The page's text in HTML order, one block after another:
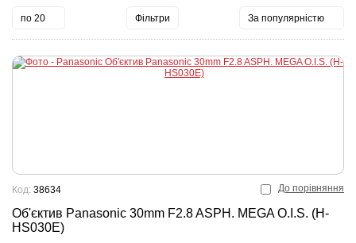
по 20 Фільтри За популярністю
До порівняння
Об'єктив Panasonic 30mm F2.8 ASPH. MEGA O.I.S. (H-
HS030E)
Код: 38634